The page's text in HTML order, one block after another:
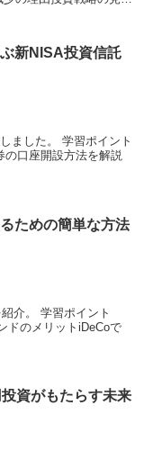
新NISA投資信託
ました。 学習ポイント
の口座開設方法を解説
ための簡単な方法
介。 学習ポイント
ドのメリットiDeCoで
資がもたらす未来